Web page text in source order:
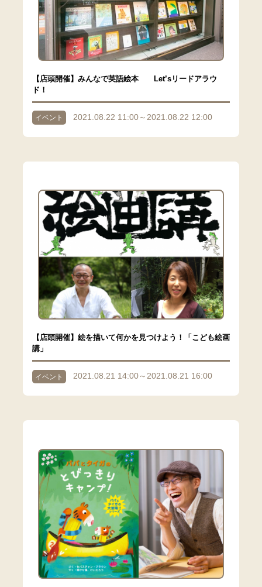
【店頭開催】みんなで英語絵本 Let’sリードアラウ
ド！
イベント 2021.08.22 11:00～2021.08.22 12:00
【店頭開催】絵を描いて何かを見つけよう！「こども絵画
講」
イベント 2021.08.21 14:00～2021.08.21 16:00